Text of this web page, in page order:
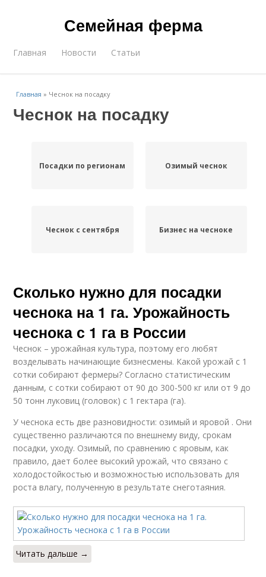
Семейная ферма
Главная Новости Статьи
Главная » Чеснок на посадку
Чеснок на посадку
Посадки по регионам Озимый чеснок
Чеснок с сентября Бизнес на чесноке
Сколько нужно для посадки
чеснока на 1 га. Урожайность
чеснока с 1 га в России
Чеснок – урожайная культура, поэтому его любят
возделывать начинающие бизнесмены. Какой урожай с 1
сотки собирают фермеры? Согласно статистическим
данным, с сотки собирают от 90 до 300-500 кг или от 9 до
50 тонн луковиц (головок) с 1 гектара (га).
У чеснока есть две разновидности: озимый и яровой . Они
существенно различаются по внешнему виду, срокам
посадки, уходу. Озимый, по сравнению с яровым, как
правило, дает более высокий урожай, что связано с
холодостойкостью и возможностью использовать для
роста влагу, полученную в результате снеготаяния.
Читать дальше →